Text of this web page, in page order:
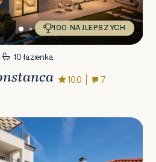
100 NAJLEPSZYCH
10 łazienka
10.0 7